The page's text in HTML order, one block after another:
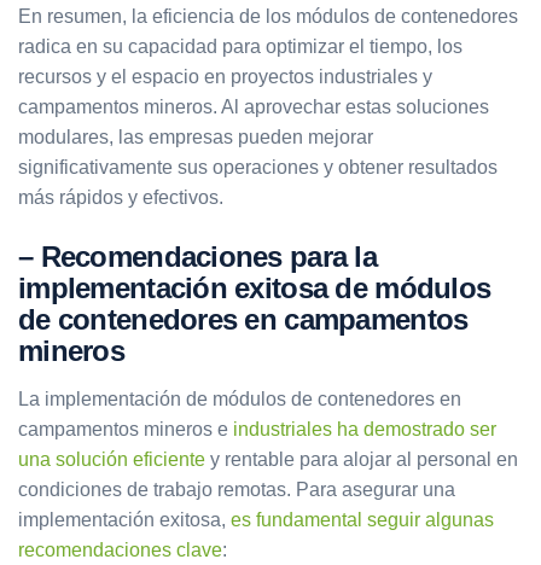
En resumen, la eficiencia de los módulos de contenedores
radica en su capacidad para optimizar el tiempo, los
recursos y el espacio en proyectos industriales y
campamentos mineros. Al aprovechar estas soluciones
modulares, las empresas pueden mejorar
significativamente sus operaciones y obtener resultados
más rápidos y efectivos.
– Recomendaciones para la
implementación exitosa de módulos
de contenedores en campamentos
mineros
La implementación de módulos de contenedores en
campamentos mineros e industriales ha demostrado ser
una solución eficiente y rentable para alojar al personal en
condiciones de trabajo remotas. Para asegurar una
implementación exitosa, es fundamental seguir algunas
recomendaciones clave: